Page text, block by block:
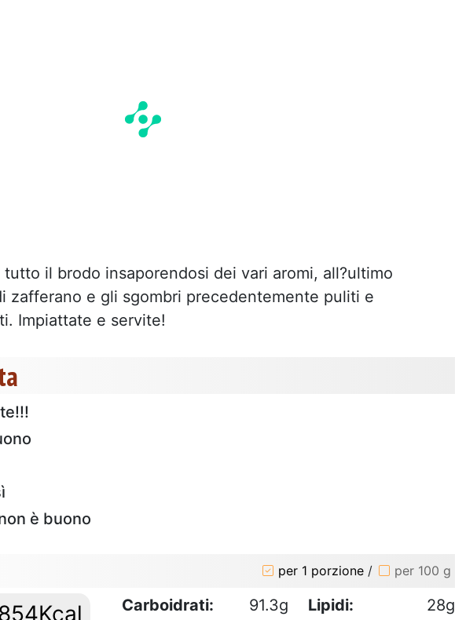
tutto il brodo insaporendosi dei vari aromi, all?ultimo
zafferano e gli sgombri precedentemente puliti e
Impiattate e servite!
è buono
per 1 porzione / per 100 g
Carboidrati: 91.3g Lipidi: 28g